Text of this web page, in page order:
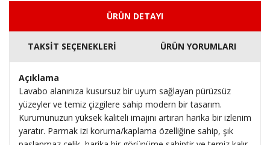
ÜRÜN DETAYI
TAKSİT SEÇENEKLERİ ÜRÜN YORUMLARI
Açıklama
Lavabo alanınıza kusursuz bir uyum sağlayan pürüzsüz
yüzeyler ve temiz çizgilere sahip modern bir tasarım.
Kurumunuzun yüksek kaliteli imajını artıran harika bir izlenim
yaratır. Parmak izi koruma/kaplama özelliğine sahip, şık